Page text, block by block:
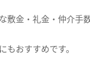
敷金・礼金・仲介手
もおすすめです。